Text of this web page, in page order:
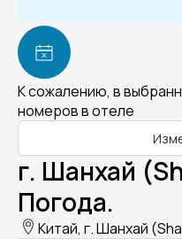
К сожалению, в
номеров в отеле
г. Шанхай
Погода.
Китай, г. Шанхай